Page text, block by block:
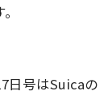
日号はSuicaの